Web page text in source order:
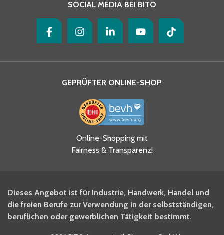
Ja, ich habe die
Datenschutzhinweise gelesen
und akzeptiere diese.
BITO Newsletter Fachwissen
Intralogistiker anmelden.
SOCIAL MEDIA BEI BITO
GEPRÜFTER ONLINE-SHOP
Online-Shopping mit
Fairness & Transparenz!
Dieses Angebot ist für Industrie, Handwerk, Handel und
die freien Berufe zur Verwendung in der selbstständigen,
beruflichen oder gewerblichen Tätigkeit bestimmt.